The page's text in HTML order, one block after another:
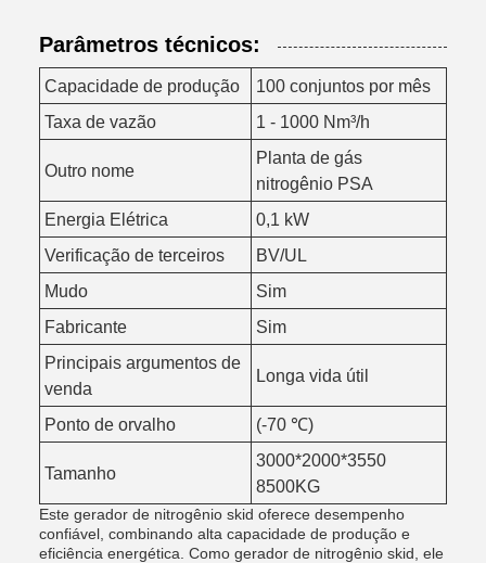
Parâmetros técnicos:
Capacidade de produção
100 conjuntos por mês
Taxa de vazão
1 - 1000 Nm³/h
Outro nome
Planta de gás
nitrogênio PSA
Energia Elétrica
0,1 kW
Verificação de terceiros
BV/UL
Mudo
Sim
Fabricante
Sim
Principais argumentos de
venda
Longa vida útil
Ponto de orvalho (-70 ℃)
Tamanho
3000*2000*3550
8500KG
Este gerador de nitrogênio skid oferece desempenho
confiável, combinando alta capacidade de produção e
eficiência energética. Como gerador de nitrogênio skid, ele